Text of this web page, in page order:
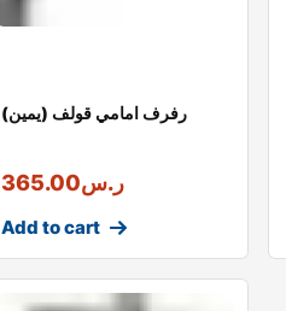
رفرف امامي قولف (يمين)
ر.س365.00
Add to cart